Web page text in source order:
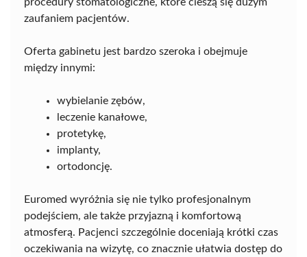
zaufaniem pacjentów.
Oferta gabinetu jest bardzo szeroka i obejmuje
między innymi:
wybielanie zębów,
leczenie kanałowe,
protetykę,
implanty,
ortodoncję.
Euromed wyróżnia się nie tylko profesjonalnym
podejściem, ale także przyjazną i komfortową
atmosferą. Pacjenci szczególnie doceniają krótki czas
oczekiwania na wizytę, co znacznie ułatwia dostęp do